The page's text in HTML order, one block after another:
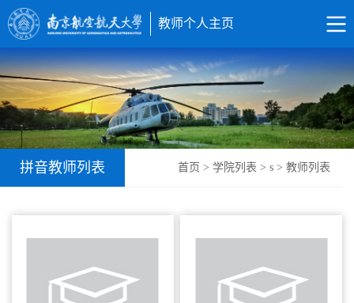
教师个人主页
拼音教师列表 首页 > 学院列表 > s > 教师列表